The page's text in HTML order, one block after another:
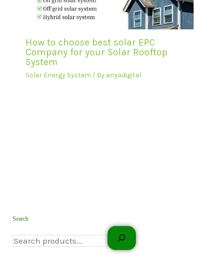
Search
How to choose best solar EPC
Company for your Solar Rooftop
System
Solar Energy System / By anyadigital